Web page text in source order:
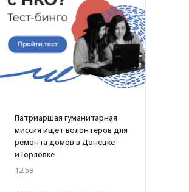
Патриаршая гуманитарная
миссия ищет волонтеров для
ремонта домов в Донецке
и Горловке
12:59